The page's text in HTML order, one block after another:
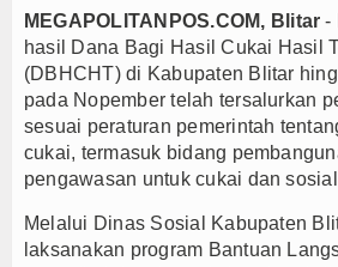
Bupati Majalengka
APBD Majalengka
Persib Gagal Juara,
Bupati Majalengka
Menteri UMKM
MEGAPOLITANPOS.COM, Blitar -
hasil Dana Bagi Hasil Cukai Hasil
(DBHCHT) di Kabupaten Blitar
pada Nopember telah tersalurkan
sesuai peraturan pemerintah
cukai, termasuk bidang
pengawasan untuk cukai dan
Melalui Dinas Sosial Kabupaten
laksanakan program Bantuan